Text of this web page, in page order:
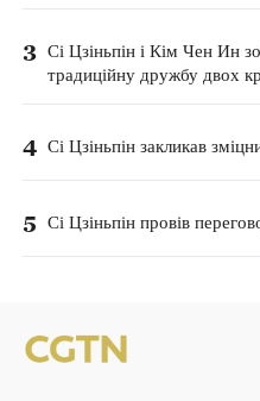
3 Сі Цзіньпін і Кім Чен Ин
традиційну дружбу двох
4 Сі Цзіньпін закликав
5 Сі Цзіньпін провів